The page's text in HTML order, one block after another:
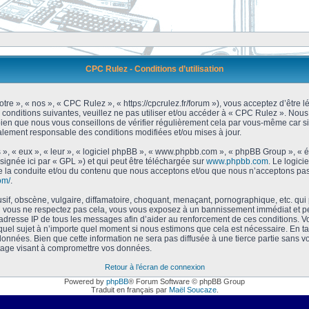
CPC Rulez - Conditions d’utilisation
», « nos », « CPC Rulez », « https://cpcrulez.fr/forum »), vous acceptez
suivantes, veuillez ne pas utiliser et/ou accéder à « CPC Rulez ».
que nous vous conseillons de vérifier régulièrement cela par vous-même car
responsable des conditions modifiées et/ou mises à jour.
« eux », « leur », « logiciel phpBB », « www.phpbb.com », « phpBB Group »,
ici par « GPL ») et qui peut être téléchargée sur www.phpbb.com. Le
conduite et/ou du contenu que nous acceptons et/ou que nous n’acceptons
.
obscène, vulgaire, diffamatoire, choquant, menaçant, pornographique, etc.
ne respectez pas cela, vous vous exposez à un bannissement immédiat et
IP de tous les messages afin d’aider au renforcement de ces conditions.
sujet à n’importe quel moment si nous estimons que cela est nécessaire. En
Bien que cette information ne sera pas diffusée à une tierce partie sans
visant à compromettre vos données.
Retour à l’écran de connexion
Powered by phpBB® Forum Software © phpBB Group
Traduit en français par Maël Soucaze.